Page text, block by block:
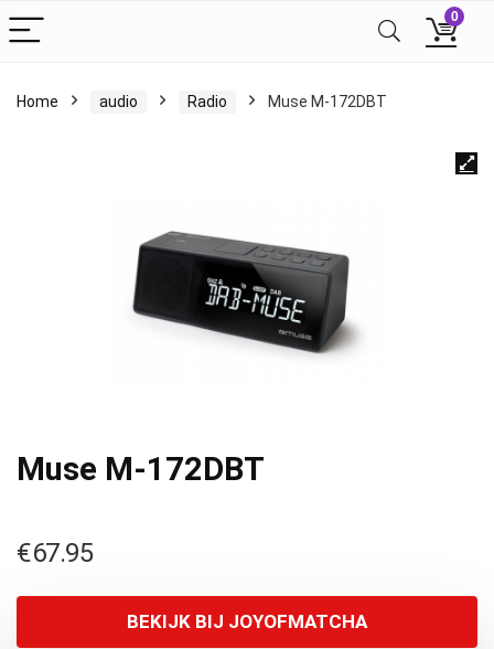
0
Home audio Radio Muse M-172DBT
Muse M-172DBT
€67.95
BEKIJK BIJ JOYOFMATCHA